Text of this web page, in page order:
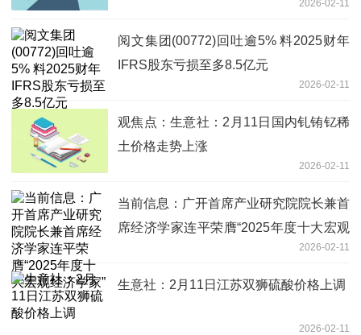
2026-02-11
阅文集团(00772)回吐逾5% 料2025财年
IFRS股东亏损至多8.5亿元
2026-02-11
观焦点：生意社：2月11日国内钆铕钇稀
土价格走势上涨
2026-02-11
当前信息：广开首席产业研究院院长兼首
席经济学家连平荣膺“2025年度十大宏观
2026-02-11
生意社：2月11日江苏双狮硫酸价格上调
2026-02-11